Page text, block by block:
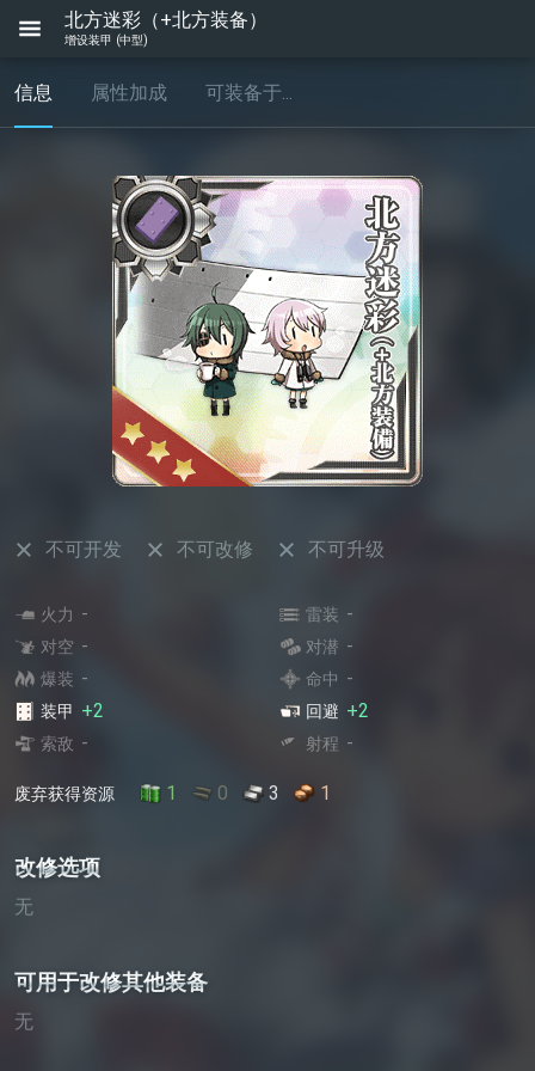
增设装甲 (中型)
北方迷彩（+北方装备）
信息 属性加成 可装备于...
不可开发 不可改修 不可升级
火力 - 雷装 -
对空 - 对潜 -
爆装 - 命中 -
装甲 +2 回避 +2
索敌 - 射程 -
废弃获得资源 1 0 3 1
改修选项
无
可用于改修其他装备
无